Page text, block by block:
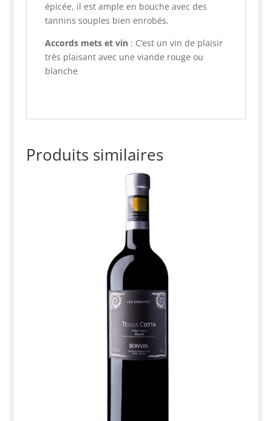
épicée, il est ample en bouche avec des
tannins souples bien enrobés.
Accords mets et vin: C’est un vin de plaisir
très plaisant avec une viande rouge ou
blanche
Produits similaires